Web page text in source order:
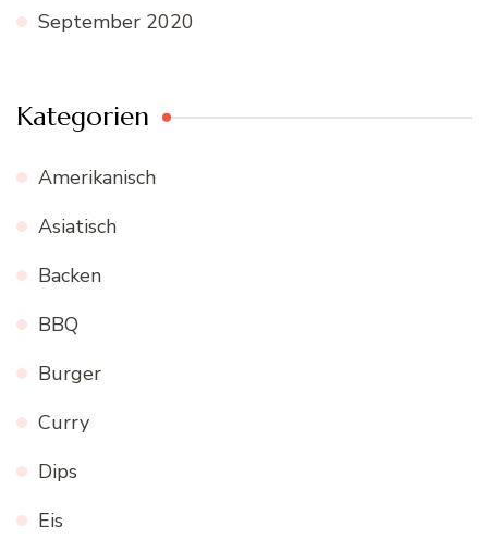
September 2020
Kategorien
Amerikanisch
Asiatisch
Backen
BBQ
Burger
Curry
Dips
Eis